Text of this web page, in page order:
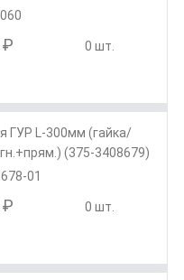
₽ 0 шт.
ГУР L-300мм (гайка/
(375-3408679)
01
₽ 0 шт.